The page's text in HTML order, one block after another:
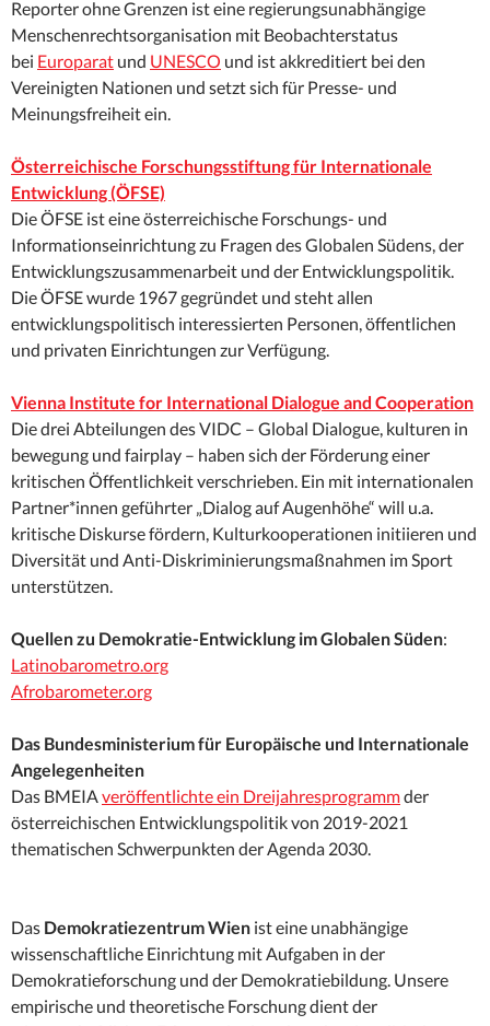
Reporter ohne Grenzen ist eine regierungsunabhängige
Menschenrechtsorganisation mit Beobachterstatus
bei Europarat und UNESCO und ist akkreditiert bei den
Vereinigten Nationen und setzt sich für Presse- und
Meinungsfreiheit ein.
Österreichische Forschungsstiftung für Internationale
Entwicklung (ÖFSE)
Die ÖFSE ist eine österreichische Forschungs- und
Informationseinrichtung zu Fragen des Globalen Südens, der
Entwicklungszusammenarbeit und der Entwicklungspolitik.
Die ÖFSE wurde 1967 gegründet und steht allen
entwicklungspolitisch interessierten Personen, öffentlichen
und privaten Einrichtungen zur Verfügung.
Vienna Institute for International Dialogue and Cooperation
Die drei Abteilungen des VIDC – Global Dialogue, kulturen in
bewegung und fairplay – haben sich der Förderung einer
kritischen Öffentlichkeit verschrieben. Ein mit internationalen
Partner*innen geführter „Dialog auf Augenhöhe“ will u.a.
kritische Diskurse fördern, Kulturkooperationen initiieren und
Diversität und Anti-Diskriminierungsmaßnahmen im Sport
unterstützen.
Quellen zu Demokratie-Entwicklung im Globalen Süden:
Latinobarometro.org
Afrobarometer.org
Das Bundesministerium für Europäische und Internationale
Angelegenheiten
Das BMEIAveröffentlichte ein Dreijahresprogrammder
österreichischen Entwicklungspolitik von 2019-2021
thematischen Schwerpunkten der Agenda 2030.
Das Demokratiezentrum Wien ist eine unabhängige
wissenschaftliche Einrichtung mit Aufgaben in der
Demokratieforschung und der Demokratiebildung. Unsere
empirische und theoretische Forschung dient der